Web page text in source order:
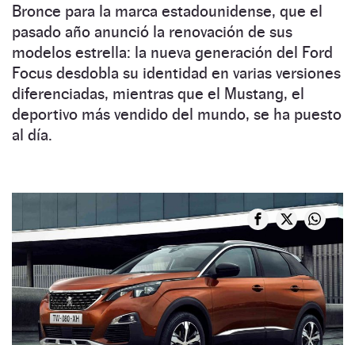
Bronce para la marca estadounidense, que el
pasado año anunció la renovación de sus
modelos estrella: la nueva generación del Ford
Focus desdobla su identidad en varias versiones
diferenciadas, mientras que el Mustang, el
deportivo más vendido del mundo, se ha puesto
al día.